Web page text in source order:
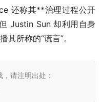
还称其**治理过程公开
Justin Sun 却利用自身
所称的“谎言”。
请注明出处：